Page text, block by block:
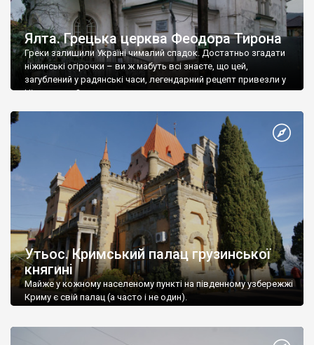
Ялта. Грецька церква Феодора Тирона
Греки залишили Україні чималий спадок. Достатньо згадати
ніжинські огірочки – ви ж мабуть всі знаєте, що цей,
загублений у радянські часи, легендарний рецепт привезли у
Ніжин греки?
Утьос. Кримський палац грузинської
княгині
Майже у кожному населеному пункті на південному узбережжі
Криму є свій палац (а часто і не один).